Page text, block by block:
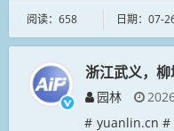
阅读：658 日期：07-
浙江武义，柳
园林
# yuanlin.cn